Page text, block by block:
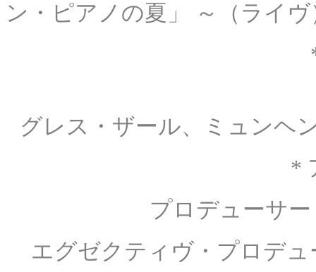
ン・ピアノの夏」 ～
（ライ
*
グレス・ザール、ミュンヘ
* アルテオパー
プロデューサ
エグゼクティヴ・プロデ